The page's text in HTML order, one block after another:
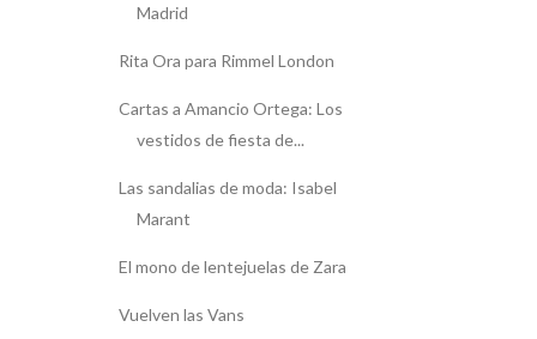
Madrid
Rita Ora para Rimmel London
Cartas a Amancio Ortega: Los
vestidos de fiesta de...
Las sandalias de moda: Isabel
Marant
El mono de lentejuelas de Zara
Vuelven las Vans